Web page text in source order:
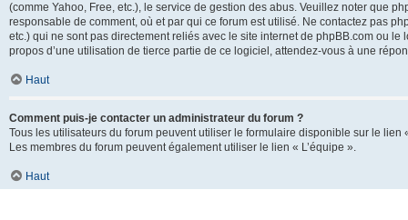
(comme Yahoo, Free, etc.), le service de gestion des abus. Veuillez noter que
responsable de comment, où et par qui ce forum est utilisé. Ne contactez pas
etc.) qui ne sont pas directement reliés avec le site internet de phpBB.com ou
propos d’une utilisation de tierce partie de ce logiciel, attendez-vous à une
Haut
Comment puis-je contacter un administrateur du forum ?
Tous les utilisateurs du forum peuvent utiliser le formulaire disponible sur le
Les membres du forum peuvent également utiliser le lien « L’équipe ».
Haut